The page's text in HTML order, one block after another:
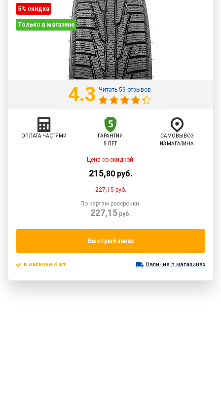
5% cкидка
Только в магазине
4.3 Читать 59 отзывов
ОПЛАТА ЧАСТЯМИ
ГАРАНТИЯ
5 ЛЕТ
САМОВЫВОЗ
ИЗ МАГАЗИНА
Цена со скидкой:
215,80 руб.
227,15руб.
По картам рассрочки:
227,15руб.
Быстрый заказ
в наличии 4 шт. Наличие в магазинах